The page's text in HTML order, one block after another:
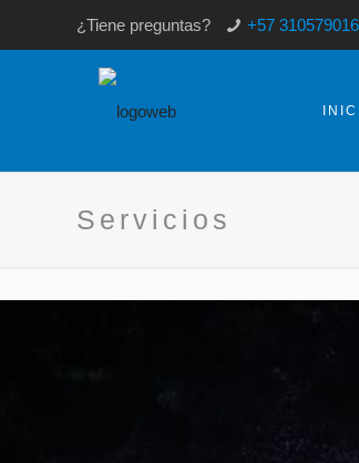
¿Tiene preguntas? +57
Servicios